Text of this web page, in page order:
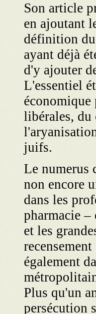
Son article
en ajoutant
définition
ayant déjà
d'y ajouter
L'essentiel
économique
libérales, du
juifs.
Le numerus
non encore
dans les
pharmacie –
et les
également
Plus qu'un
persécution